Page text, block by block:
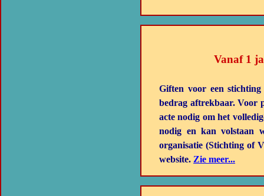
Vanaf 1
Giften voor een
bedrag aftrekbaar. Voor
acte nodig om het
nodig en kan volstaan
organisatie (Stichting of
website. Zie meer...